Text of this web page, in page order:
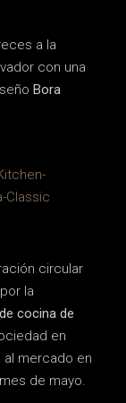
a la
con una
Bora
circular
la
cocina de
en
al mercado en
de mayo.